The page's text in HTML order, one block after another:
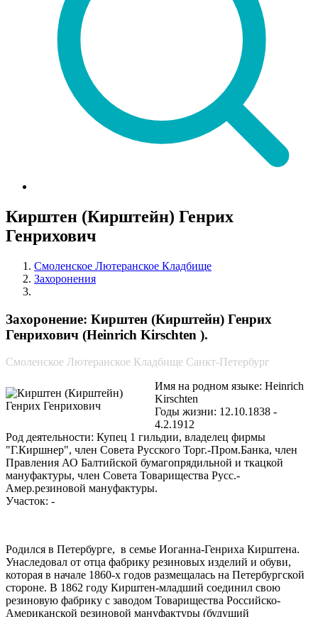
Кирштен (Кирштейн) Генрих
Генрихович
Смоленское Лютеранское Кладбище
Захоронения
Захоронение: Кирштен (Кирштейн) Генрих
Генрихович (Heinrich Kirschten ).
Смоленское Лютеранское Кладбище Санкт-Петербург
Имя на родном языке: Heinrich
Kirschten
Годы жизни: 12.10.1838 -
4.2.1912
Род деятельности: Купец 1 гильдии, владелец фирмы
"Г.Киршнер", член Совета Русского Торг.-Пром.Банка, член
Правления АО Балтийской бумагопрядильной и ткацкой
мануфактуры, член Совета Товарищества Русс.-
Амер.резиновой мануфактуры.
Участок: -
Родился в Петербурге, в семье Иоганна-Генриха Кирштена.
Унаследовал от отца фабрику резиновых изделий и обуви,
которая в начале 1860-х годов размещалась на Петербургской
стороне. В 1862 году Кирштен-младший соединил свою
резиновую фабрику с заводом Товарищества Российско-
Американской резиновой мануфактуры (будущий